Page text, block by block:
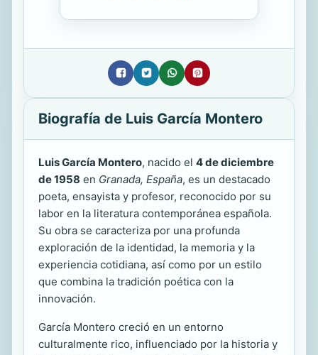
Biografía de Luis García Montero
Luis García Montero, nacido el 4 de diciembre
de 1958 en Granada, España, es un destacado
poeta, ensayista y profesor, reconocido por su
labor en la literatura contemporánea española.
Su obra se caracteriza por una profunda
exploración de la identidad, la memoria y la
experiencia cotidiana, así como por un estilo
que combina la tradición poética con la
innovación.
García Montero creció en un entorno
culturalmente rico, influenciado por la historia y